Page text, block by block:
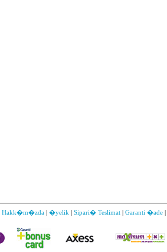
Hakk�m�zda | �yelik | Sipari� Teslimat | Garanti �ade |